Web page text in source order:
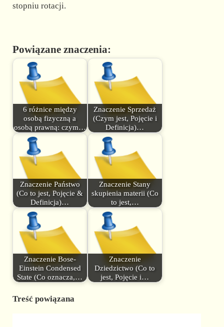
stopniu rotacji.
Powiązane znaczenia:
6 różnice między
osobą fizyczną a
osobą prawną: czym…
Znaczenie Sprzedaż
(Czym jest, Pojęcie i
Definicja)…
Znaczenie Państwo
(Co to jest, Pojęcie &
Definicja)…
Znaczenie Stany
skupienia materii (Co
to jest,…
Znaczenie Bose-
Einstein Condensed
State (Co oznacza,…
Znaczenie
Dziedzictwo (Co to
jest, Pojęcie i…
Treść powiązana